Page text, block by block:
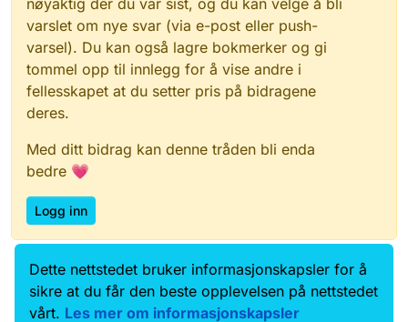
varslet om nye svar (via e-post eller push-
varsel). Du kan også lagre bokmerker og gi
tommel opp til innlegg for å vise andre i
fellesskapet at du setter pris på bidragene
deres.
Med ditt bidrag kan denne tråden bli enda
bedre 💗
Logg inn
Data.norge.no
Kontakt oss
Samtykke og brukervilkår
Dette nettstedet bruker informasjonskapsler for å
sikre at du får den beste opplevelsen på nettstedet
vårt. Les mer om informasjonskapsler